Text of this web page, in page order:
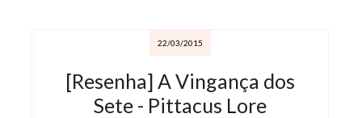
22/03/2015
[Resenha] A Vingança dos
Sete - Pittacus Lore